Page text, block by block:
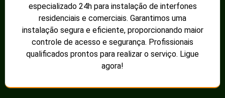
especializado 24h para instalação de interfones
residenciais e comerciais. Garantimos uma
instalação segura e eficiente, proporcionando maior
controle de acesso e segurança. Profissionais
qualificados prontos para realizar o serviço. Ligue
agora!